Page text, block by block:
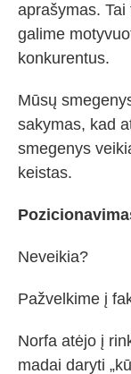
aprašymas.
galime
konkurentus.
Mūsų
sakymas, kad
smegenys
keistas.
Neveikia?
Pažvelkime į
Norfa atėjo į
madai daryti